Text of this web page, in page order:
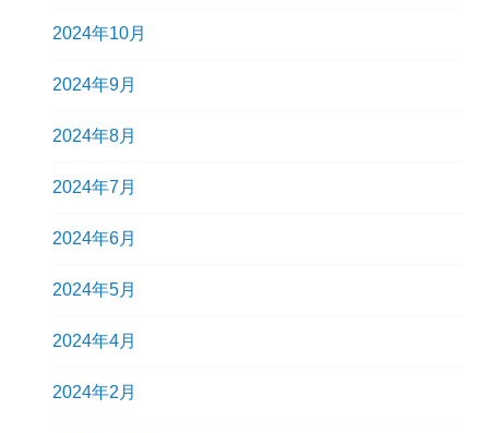
2024年10月
2024年9月
2024年8月
2024年7月
2024年6月
2024年5月
2024年4月
2024年2月